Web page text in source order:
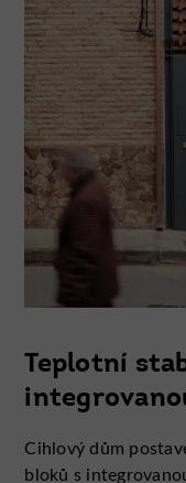
Teplotní
Cihlový dům
bloků s